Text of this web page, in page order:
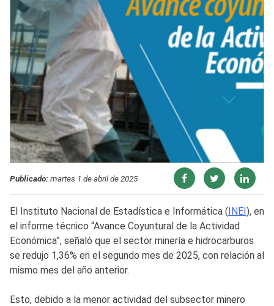
Publicado:martes 1 de abril de 2025
El Instituto Nacional de Estadística e Informática (INEI), en
el informe técnico “Avance Coyuntural de la Actividad
Económica”, señaló que el sector minería e hidrocarburos
se redujo 1,36% en el segundo mes de 2025, con relación al
mismo mes del año anterior.
Esto, debido a la menor actividad del subsector minero